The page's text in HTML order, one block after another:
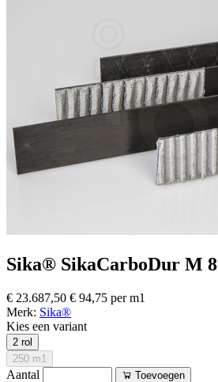
Sika® SikaCarboDur M
€ 23.687,50 € 94,75 per m1
Merk: Sika®
Kies een variant
2 rol
250 m1
Aantal Toevoegen